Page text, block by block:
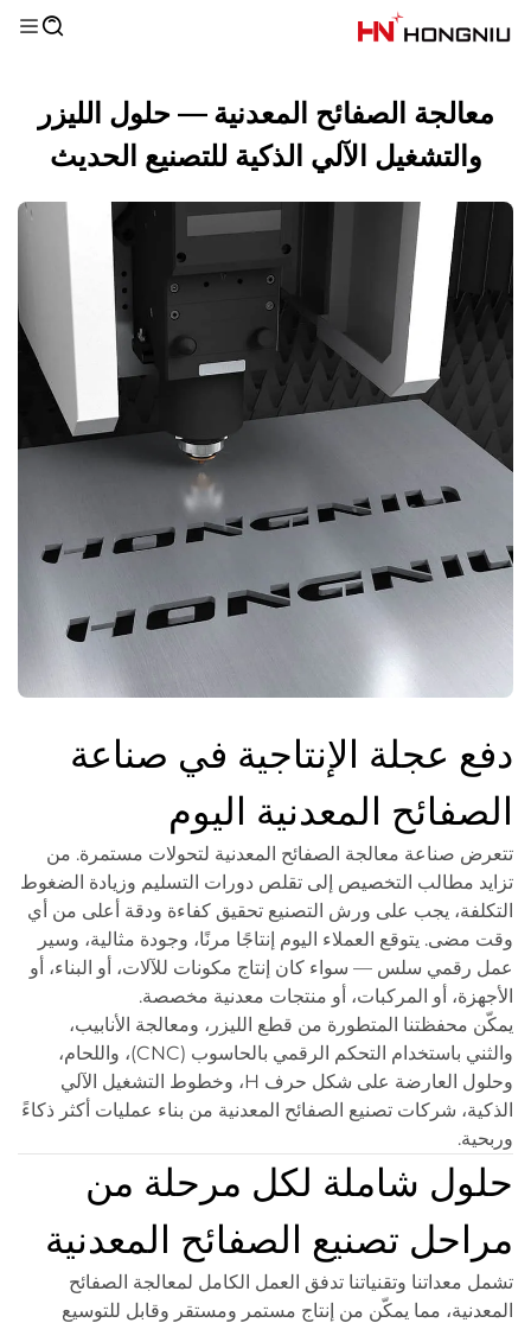
معالجة الصفائح المعدنية — حلول الليزر
والتشغيل الآلي الذكية للتصنيع الحديث
دفع عجلة الإنتاجية في صناعة
الصفائح المعدنية اليوم
تتعرض صناعة معالجة الصفائح المعدنية لتحولات مستمرة. من
تزايد مطالب التخصيص إلى تقلص دورات التسليم وزيادة الضغوط
التكلفة، يجب على ورش التصنيع تحقيق كفاءة ودقة أعلى من أي
وقت مضى. يتوقع العملاء اليوم إنتاجًا مرنًا، وجودة مثالية، وسير
عمل رقمي سلس — سواء كان إنتاج مكونات للآلات، أو البناء، أو
الأجهزة، أو المركبات، أو منتجات معدنية مخصصة.
يمكّن محفظتنا المتطورة من قطع الليزر، ومعالجة الأنابيب،
والثني باستخدام التحكم الرقمي بالحاسوب (CNC)، واللحام،
وحلول العارضة على شكل حرف H، وخطوط التشغيل الآلي
الذكية، شركات تصنيع الصفائح المعدنية من بناء عمليات أكثر ذكاءً
وربحية.
حلول شاملة لكل مرحلة من
مراحل تصنيع الصفائح المعدنية
تشمل معداتنا وتقنياتنا تدفق العمل الكامل لمعالجة الصفائح
المعدنية، مما يمكّن من إنتاج مستمر ومستقر وقابل للتوسيع